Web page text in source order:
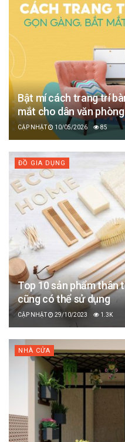
Bật mí cách trang trí
mắt cho dân văn phòng
10/05/2026 85
ĐỒ GIA DỤNG
Top 10 sản phẩm thân
cũng có thể sử dụng
29/10/2023 1.3K
NHÀ CỬA